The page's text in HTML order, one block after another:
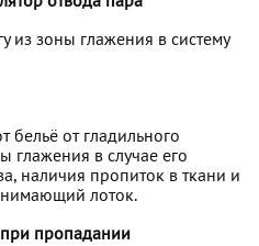
из зоны глажения в систему
бельё от гладильного
глажения в случае его
наличия пропиток в ткани и
лоток.
пропадании